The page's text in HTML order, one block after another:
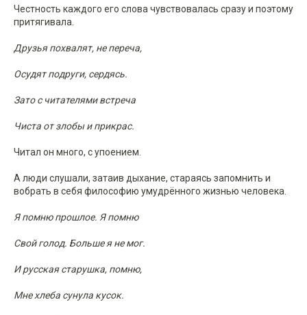
Честность каждого его слова чувствовалась сразу и поэтому
притягивала.
Друзья похвалят, не переча,
Осудят подруги, сердясь.
Зато с читателями встреча
Чиста от злобы и прикрас.
Читал он много, с упоением.
А люди слушали, затаив дыхание, стараясь запомнить и
вобрать в себя философию умудрённого жизнью человека.
Я помню прошлое. Я помню
Свой голод. Больше я не мог.
И русская старушка, помню,
Мне хлеба сунула кусок.